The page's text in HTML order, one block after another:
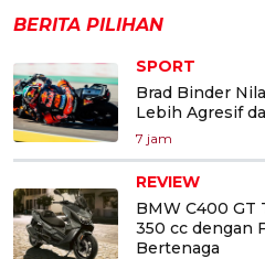
BERITA PILIHAN
SPORT
Brad Binder
Lebih Agresif
7 jam
REVIEW
BMW C400 GT
350 cc dengan
Bertenaga